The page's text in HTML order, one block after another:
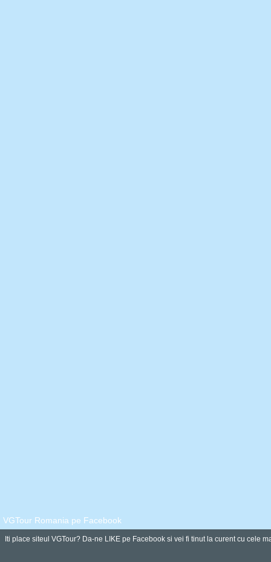
VGTour Romania pe Facebook
Iti place siteul VGTour? Da-ne LIKE pe Facebook si vei fi tinut la curent cu cele